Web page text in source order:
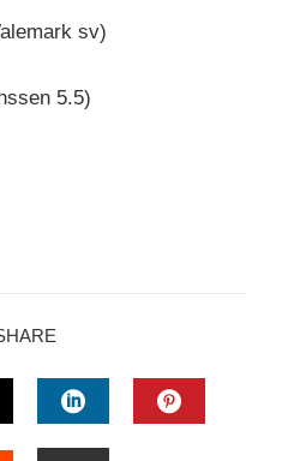
sv)
5.5)
LINKEDIN